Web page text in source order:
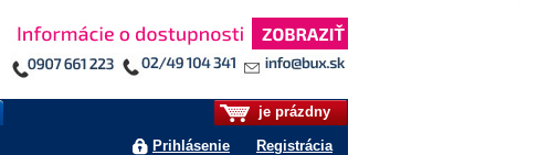
je prázdny
Prihlásenie Registrácia